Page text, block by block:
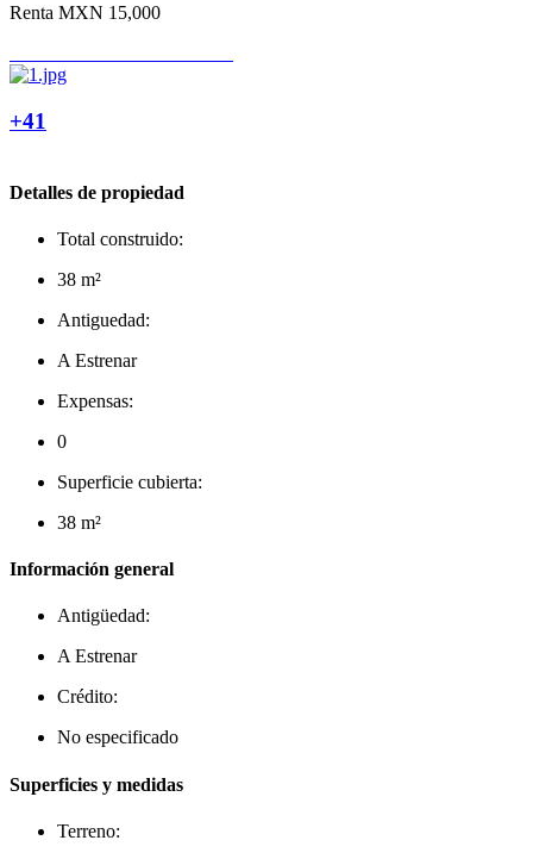
Renta MXN 15,000
+41
Detalles de propiedad
Total construido:
38 m²
Antiguedad:
A Estrenar
Expensas:
0
Superficie cubierta:
38 m²
Información general
Antigüedad:
A Estrenar
Crédito:
No especificado
Superficies y medidas
Terreno: